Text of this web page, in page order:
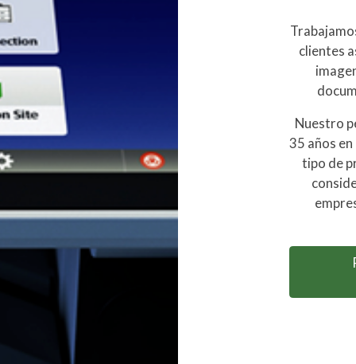
clientes
Nuestro
35 años
tipo de